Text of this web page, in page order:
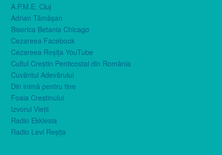
A.P.M.E. Cluj
Adrian Tămăşan
Biserica Betania Chicago
Cezareea Facebook
Cezareea Reşiţa YouTube
Cultul Creştin Penticostal din România
Cuvântul Adevărului
Din inimă pentru tine
Foaia Creştinului
Izvorul Vieţii
Radio Ekklesia
Radio Levi Reşiţa